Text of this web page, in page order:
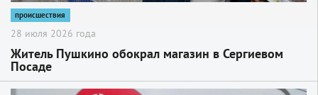
происшествия
28 июля 2026 года
Житель Пушкино обокрал магазин в Сергиевом
Посаде